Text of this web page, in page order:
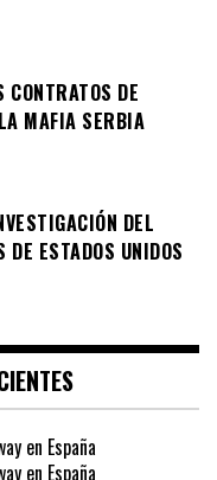
CONTRATOS DE
MAFIA SERBIA
DEL
ESTADOS UNIDOS
en España
en España